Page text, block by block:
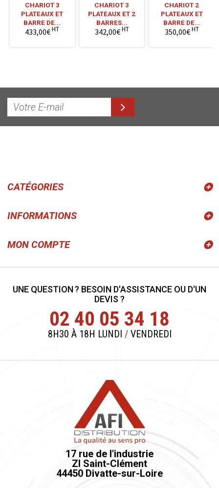
CHARIOT 3
PLATEAUX ET
BARRE DE...
433,00€HT
CHARIOT 3
PLATEAUX ET 2
BARRES...
342,00€HT
CHARIOT 2
PLATEAUX ET
BARRE DE...
350,00€HT
CATÉGORIES
INFORMATIONS
MON COMPTE
UNE QUESTION ? BESOIN D'ASSISTANCE OU D'UN
DEVIS ?
02 40 05 34 18
8H30 À 18H LUNDI /VENDREDI
17 rue de l'industrie
ZI Saint-Clément
44450 Divatte-sur-Loire